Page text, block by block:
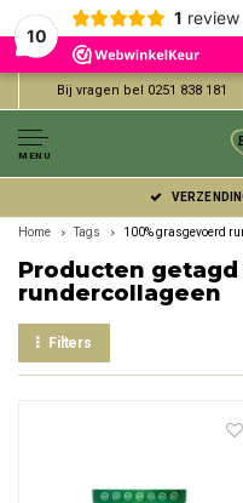
10
1 review
Bij vragen bel 0251 838 181
MENU
Home Tags 100% grasgevoerd
Producten getagd
rundercollageen
Filters